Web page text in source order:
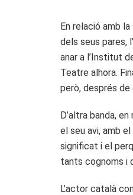
En relació amb
dels seus pares,
anar a l’Institut
Teatre alhora.
però, després de
D’altra banda,
el seu avi, amb
significat i el
tants cognoms i
L’actor català